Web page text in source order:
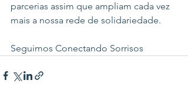
parcerias assim que ampliam cada vez
mais a nossa rede de solidariedade.
Seguimos Conectando Sorrisos